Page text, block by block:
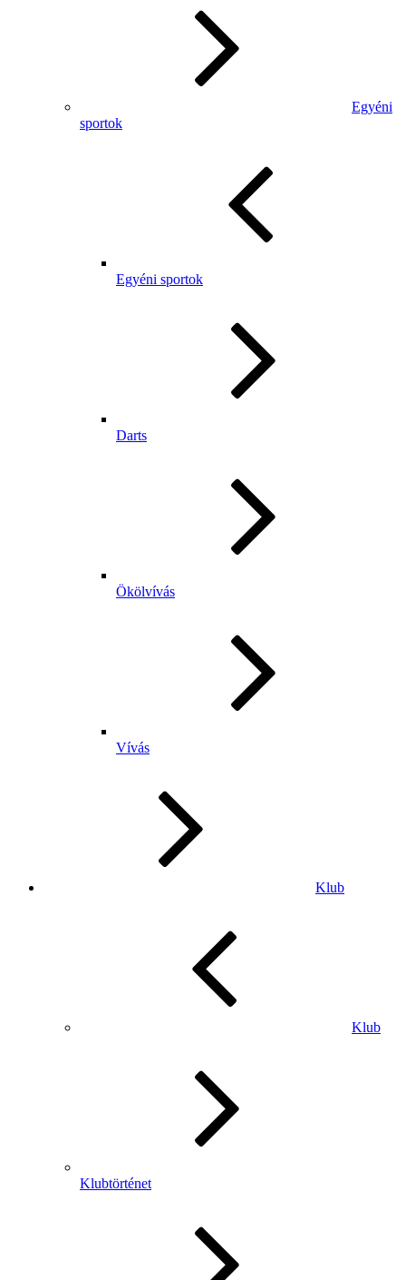
Egyéni
sportok
Egyéni sportok
Darts
Ökölvívás
Vívás
Klub
Klub
Klubtörténet